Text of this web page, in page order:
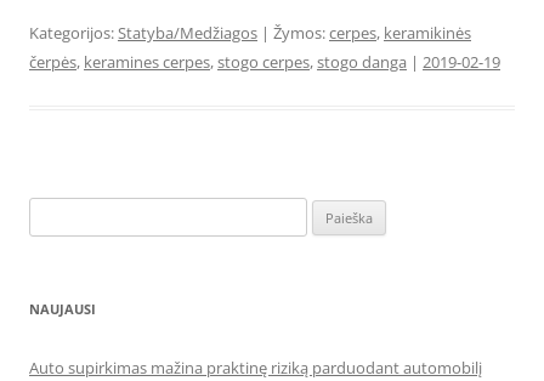
Kategorijos:Statyba/Medžiagos | Žymos:cerpes, keramikinės
čerpės, keramines cerpes,stogo cerpes,stogo danga | 2019-02-19
NAUJAUSI
Auto supirkimas mažina praktinę riziką parduodant automobilį